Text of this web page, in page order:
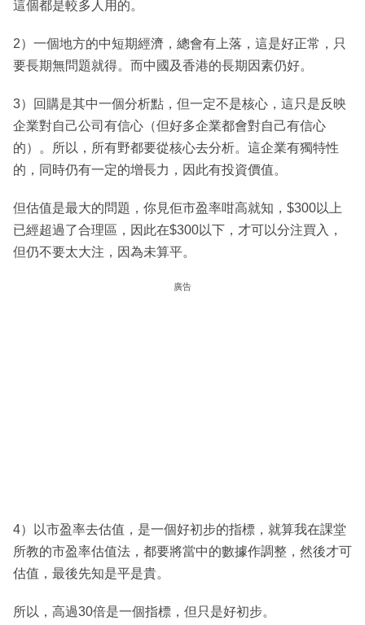
這個都是較多人用的。
2）一個地方的中短期經濟，總會有上落，這是好正常，只
要長期無問題就得。而中國及香港的長期因素仍好。
3）回購是其中一個分析點，但一定不是核心，這只是反映
企業對自己公司有信心（但好多企業都會對自己有信心
的）。所以，所有野都要從核心去分析。這企業有獨特性
的，同時仍有一定的增長力，因此有投資價值。
但估值是最大的問題，你見佢市盈率咁高就知，$300以上
已經超過了合理區，因此在$300以下，才可以分注買入，
但仍不要太大注，因為未算平。
廣告
4）以市盈率去估值，是一個好初步的指標，就算我在課堂
所教的市盈率估值法，都要將當中的數據作調整，然後才可
估值，最後先知是平是貴。
所以，高過30倍是一個指標，但只是好初步。